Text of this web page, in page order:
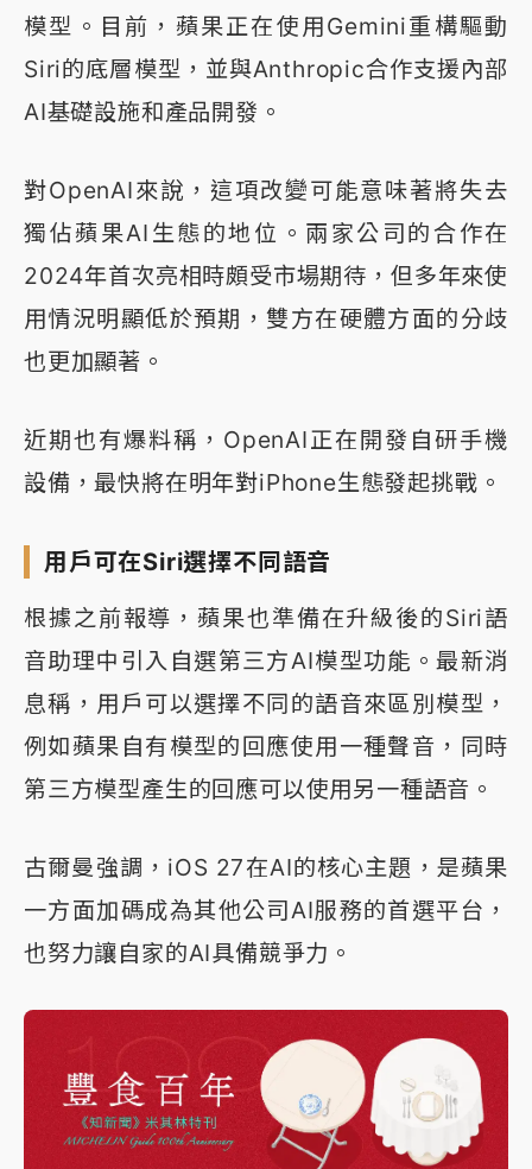
模型。目前，蘋果正在使用Gemini重構驅動
Siri的底層模型，並與Anthropic合作支援內部
AI基礎設施和產品開發。
對OpenAI來說，這項改變可能意味著將失去
獨佔蘋果AI生態的地位。兩家公司的合作在
2024年首次亮相時頗受市場期待，但多年來使
用情況明顯低於預期，雙方在硬體方面的分歧
也更加顯著。
近期也有爆料稱，OpenAI正在開發自研手機
設備，最快將在明年對iPhone生態發起挑戰。
用戶可在Siri選擇不同語音
根據之前報導，蘋果也準備在升級後的Siri語
音助理中引入自選第三方AI模型功能。最新消
息稱，用戶可以選擇不同的語音來區別模型，
例如蘋果自有模型的回應使用一種聲音，同時
第三方模型產生的回應可以使用另一種語音。
古爾曼強調，iOS 27在AI的核心主題，是蘋果
一方面加碼成為其他公司AI服務的首選平台，
也努力讓自家的AI具備競爭力。